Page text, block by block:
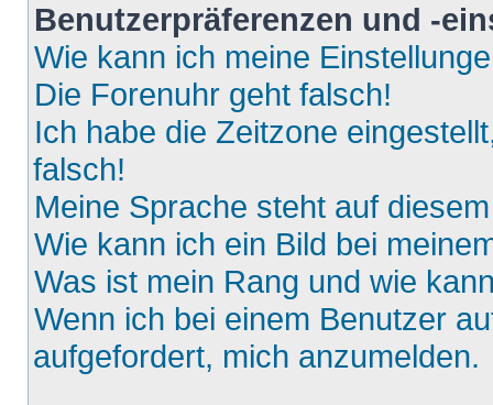
Benutzerpräferenzen und -
Wie kann ich meine
Die Forenuhr geht falsch!
Ich habe die Zeitzone
falsch!
Meine Sprache steht auf
Wie kann ich ein Bild bei
Was ist mein Rang und wie
Wenn ich bei einem Benutzer
aufgefordert, mich anzumelden.